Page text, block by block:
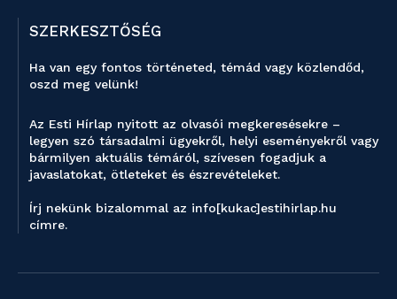
SZERKESZTŐSÉG
Ha van egy fontos történeted, témád vagy közlendőd,
oszd meg velünk!
Az Esti Hírlap nyitott az olvasói megkeresésekre –
legyen szó társadalmi ügyekről, helyi eseményekről vagy
bármilyen aktuális témáról, szívesen fogadjuk a
javaslatokat, ötleteket és észrevételeket.
Írj nekünk bizalommal az info[kukac]estihirlap.hu
címre.